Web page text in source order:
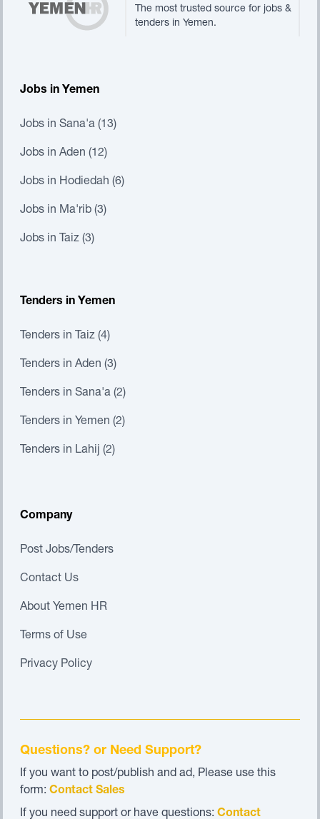
The most trusted source for jobs &
tenders in Yemen.
Jobs in Yemen
Jobs in Sana'a (13)
Jobs in Aden (12)
Jobs in Hodiedah (6)
Jobs in Ma'rib (3)
Jobs in Taiz (3)
Tenders in Yemen
Tenders in Taiz (4)
Tenders in Aden (3)
Tenders in Sana'a (2)
Tenders in Yemen (2)
Tenders in Lahij (2)
Company
Post Jobs/Tenders
Contact Us
About Yemen HR
Terms of Use
Privacy Policy
Questions? or Need Support?
If you want to post/publish and ad, Please use this
form: Contact Sales
If you need support or have questions: Contact